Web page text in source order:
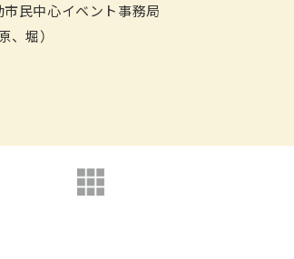
民中心イベント事務局
、堀）